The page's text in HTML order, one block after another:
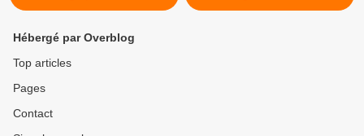
Hébergé par Overblog
Top articles
Pages
Contact